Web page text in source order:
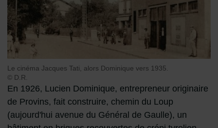
Le cinéma Jacques Tati, alors Dominique vers 1935.
© D.R.
En 1926, Lucien Dominique, entrepreneur originaire
de Provins, fait construire, chemin du Loup
(aujourd'hui avenue du Général de Gaulle), un